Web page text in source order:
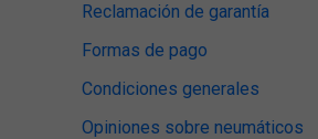
Reclamación de garantía
Formas de pago
Condiciones generales
Opiniones sobre neumáticos